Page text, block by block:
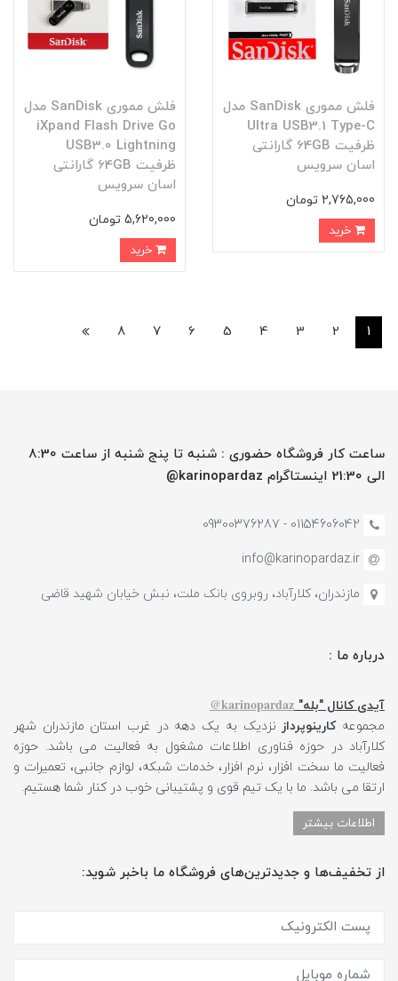
فلش مموری SanDisk مدل
Ultra USB3.1 Type-C
ظرفیت 64GB گارانتی
اسان سرویس
2,765,000 تومان
فلش مموری SanDisk مدل
iXpand Flash Drive Go
USB3.0 Lightning
ظرفیت 64GB گارانتی
اسان سرویس
5,620,000 تومان
1
2
3
4
5
6
7
8
ساعت کار فروشگاه حضوری : شنبه تا پنج شنبه از ساعت 8:30
الی 21:30 اینستاگرام karinopardaz@
01154606042 - 09300376287
info@karinopardaz.ir
مازندران، کلارآباد، روبروی بانک ملت، نبش خیابان شهید قاضی
درباره ما :
آیدی کانال "بله" karinopardaz@
مجموعهکارینوپرداز نزدیک به یک دهه در غرب استان مازندران شهر
کلارآباد در حوزه فناوری اطلاعات مشغول به فعالیت می باشد. حوزه
فعالیت ما سخت افزار، نرم افزار، خدمات شبکه، لوازم جانبی، تعمیرات و
ارتقا می باشد. ما با یک تیم قوی و پشتیبانی خوب در کنار شما هستیم.
اطلاعات بیشتر
از تخفیف‌ها و جدیدترین‌های فروشگاه ما باخبر شوید: